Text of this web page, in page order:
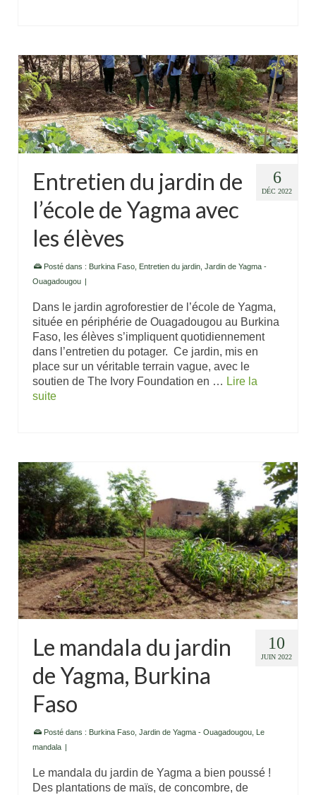
6
DÉC 2022
Entretien du jardin de
l’école de Yagma avec
les élèves
Posté dans : Burkina Faso Entretien du jardin Jardin de Yagma -
Ouagadougou |
Dans le jardin agroforestier de l’école de Yagma,
située en périphérie de Ouagadougou au Burkina
Faso, les élèves s’impliquent quotidiennement
dans l’entretien du potager. Ce jardin, mis en
place sur un véritable terrain vague, avec le
soutien de The Ivory Foundation en … Lire la
suite
10
JUIN 2022
Le mandala du jardin
de Yagma, Burkina
Faso
Posté dans : Burkina Faso, Jardin de Yagma - Ouagadougou, Le
mandala
Le mandala du jardin de Yagma a bien poussé !
Des plantations de maïs, de concombre, de